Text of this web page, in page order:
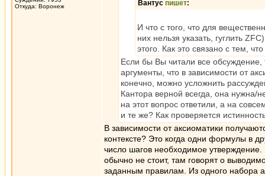
Откуда: Воронеж
Вантус пишет:
И что с того, что для
них нельзя указать, гуглить
этого. Как это связано с тем,
Если бы Вы читали все обсуждение,
аргументы, что в зависимости от
конечно, можно усложнить
Кантора верной всегда, она
на этот вопрос ответили, а на
и те же? Как проверяется
В зависимости от аксиоматики
контексте? Это когда одни формулы в
число шагов необходимое
обычно не стоит, там говорят о
заданным правилам. Из одного набора